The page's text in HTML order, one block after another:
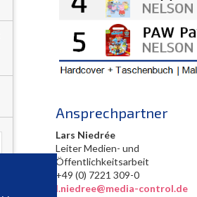
Ansprechpartner
Lars Niedrée
Leiter Medien- und
Öffentlichkeitsarbeit
+49 (0) 7221 309-0
l.niedree@media-control.de